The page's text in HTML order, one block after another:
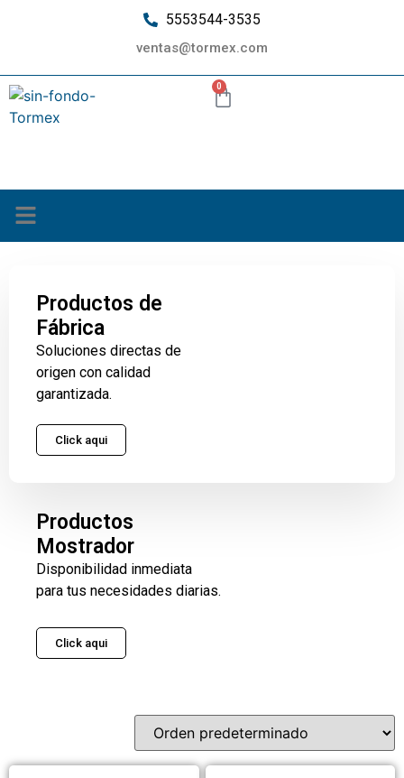
5553544-3535
ventas@tormex.com
0
Productos de
Fábrica
Soluciones directas de
origen con calidad
garantizada.
Click aqui
Productos
Mostrador
Disponibilidad inmediata
para tus necesidades diarias.
Click aqui